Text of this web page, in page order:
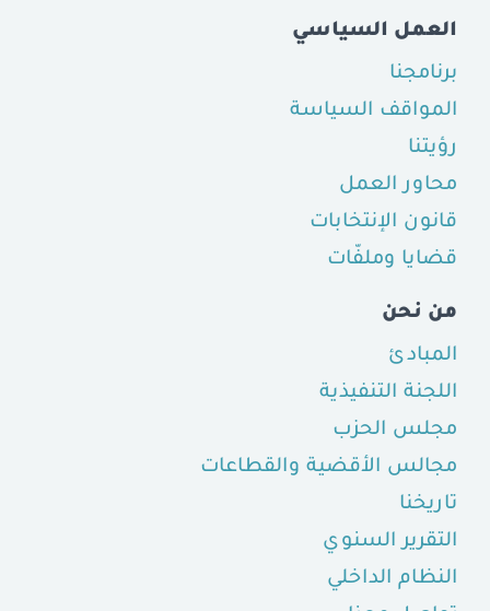
العمل السياسي
برنامجنا
المواقف السياسة
رؤيتنا
محاور العمل
قانون الإنتخابات
قضايا وملفّات
من نحن
المبادئ
اللجنة التنفيذية
مجلس الحزب
مجالس الأقضية والقطاعات
تاريخنا
التقرير السنوي
النظام الداخلي